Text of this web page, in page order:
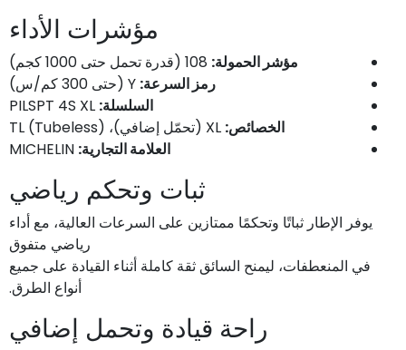
مؤشرات الأداء
مؤشر الحمولة:
رمز السرعة:
السلسلة:
الخصائص:
العلامة التجارية:
ثبات وتحكم رياضي
يوفر الإطار ثباتًا وتحكمًا ممتازين على السرعات العالية، مع أداء
رياضي متفوق
في المنعطفات، ليمنح السائق ثقة كاملة أثناء القيادة على جميع
أنواع الطرق.
راحة قيادة وتحمل إضافي